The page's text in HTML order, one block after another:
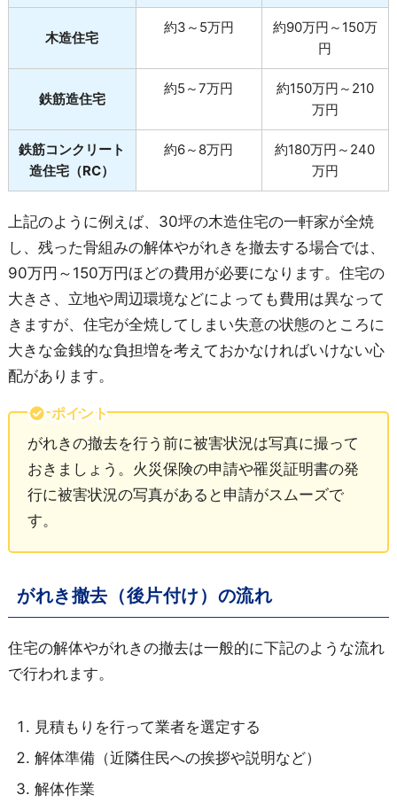
木造住宅
約3～5万円
約90万円～150万
円
鉄筋造住宅
約5～7万円
約150万円～210
万円
鉄筋コンクリート
造住宅（RC）
約6～8万円
約180万円～240
万円
上記のように例えば、30坪の木造住宅の一軒家が全焼
し、残った骨組みの解体やがれきを撤去する場合では、
90万円～150万円ほどの費用が必要になります。住宅の
大きさ、立地や周辺環境などによっても費用は異なって
きますが、住宅が全焼してしまい失意の状態のところに
大きな金銭的な負担増を考えておかなければいけない心
配があります。
ポイント
がれきの撤去を行う前に被害状況は写真に撮って
おきましょう。火災保険の申請や罹災証明書の発
行に被害状況の写真があると申請がスムーズで
す。
がれき撤去（後片付け）の流れ
住宅の解体やがれきの撤去は一般的に下記のような流れ
で行われます。
見積もりを行って業者を選定する
解体準備（近隣住民への挨拶や説明など）
解体作業